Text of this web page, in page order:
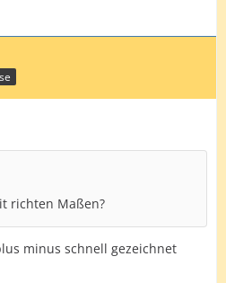
richten Maßen?
minus schnell gezeichnet